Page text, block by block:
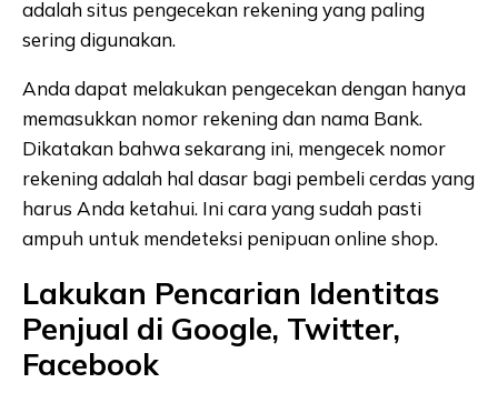
adalah situs pengecekan rekening yang paling
sering digunakan.
Anda dapat melakukan pengecekan dengan hanya
memasukkan nomor rekening dan nama Bank.
Dikatakan bahwa sekarang ini, mengecek nomor
rekening adalah hal dasar bagi pembeli cerdas yang
harus Anda ketahui. Ini cara yang sudah pasti
ampuh untuk mendeteksi penipuan online shop.
Lakukan Pencarian Identitas
Penjual di Google, Twitter,
Facebook